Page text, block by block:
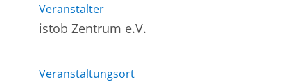
Veranstalter
istob Zentrum e.V.
Veranstaltungsort